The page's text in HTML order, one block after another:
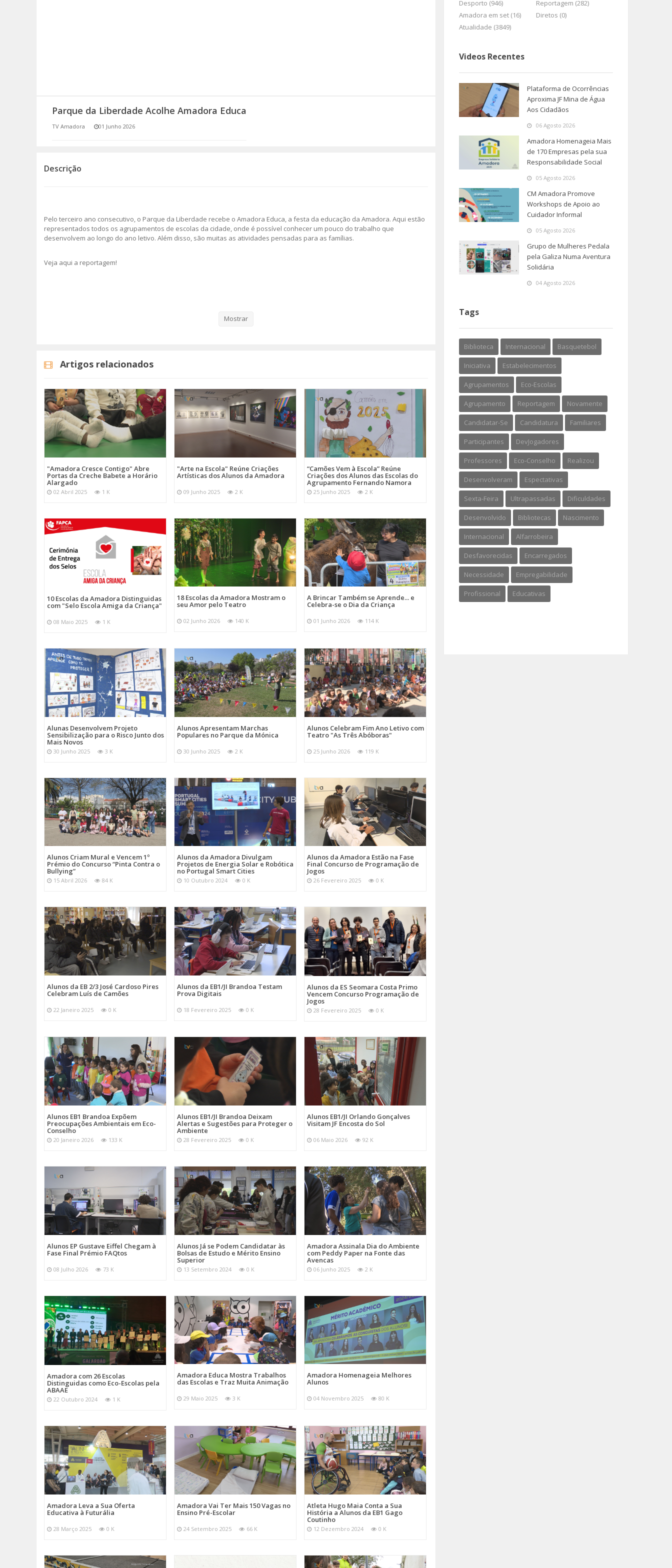
(RE) PENSAMENTOS
Parque da Liberdade Acolhe Amadora Educa
TV Amadora 01 Junho 2026
Descrição
Pelo terceiro ano consecutivo, o Parque da Liberdade recebe o Amadora Educa, a festa da educação da Amadora. Aqui estão
representados todos os agrupamentos de escolas da cidade, onde é possível conhecer um pouco do trabalho que
desenvolvem ao longo do ano letivo. Além disso, são muitas as atividades pensadas para as famílias.
Veja aqui a reportagem!
Mostrar
Artigos relacionados
"Amadora Cresce Contigo" Abre
Portas da Creche Babete a Horário
Alargado
02 Abril 2025 1 K
"Arte na Escola" Reúne Criações
Artísticas dos Alunos da Amadora
09 Junho 2025 2 K
“Camões Vem à Escola” Reúne
Criações dos Alunos das Escolas do
Agrupamento Fernando Namora
25 Junho 2025 2 K
10 Escolas da Amadora Distinguidas
com "Selo Escola Amiga da Criança"
08 Maio 2025 1 K
18 Escolas da Amadora Mostram o
seu Amor pelo Teatro
02 Junho 2026 140 K
A Brincar Também se Aprende... e
Celebra-se o Dia da Criança
01 Junho 2026 114 K
Alunas Desenvolvem Projeto
Sensibilização para o Risco Junto dos
Mais Novos
30 Junho 2025 3 K
Alunos Apresentam Marchas
Populares no Parque da Mónica
30 Junho 2025 2 K
Alunos Celebram Fim Ano Letivo com
Teatro "As Três Abóboras"
25 Junho 2026 119 K
Alunos Criam Mural e Vencem 1º
Prémio do Concurso “Pinta Contra o
Bullying”
15 Abril 2026 84 K
Alunos da Amadora Divulgam
Projetos de Energia Solar e Robótica
no Portugal Smart Cities
10 Outubro 2024 0 K
Alunos da Amadora Estão na Fase
Final Concurso de Programação de
Jogos
26 Fevereiro 2025 0 K
Alunos da EB 2/3 José Cardoso Pires
Celebram Luís de Camões
22 Janeiro 2025 0 K
Alunos da EB1/JI Brandoa Testam
Prova Digitais
18 Fevereiro 2025 0 K
Alunos da ES Seomara Costa Primo
Vencem Concurso Programação de
Jogos
28 Fevereiro 2025 0 K
Alunos EB1 Brandoa Expõem
Preocupações Ambientais em Eco-
Conselho
20 Janeiro 2026 133 K
Alunos EB1/JI Brandoa Deixam
Alertas e Sugestões para Proteger o
Ambiente
28 Fevereiro 2025 0 K
Alunos EB1/JI Orlando Gonçalves
Visitam JF Encosta do Sol
06 Maio 2026 92 K
Alunos EP Gustave Eiffel Chegam à
Fase Final Prémio FAQtos
08 Julho 2026 73 K
Alunos Já se Podem Candidatar às
Bolsas de Estudo e Mérito Ensino
Superior
13 Setembro 2024 0 K
Amadora Assinala Dia do Ambiente
com Peddy Paper na Fonte das
Avencas
06 Junho 2025 2 K
Amadora com 26 Escolas
Distinguidas como Eco-Escolas pela
ABAAE
22 Outubro 2024 1 K
Amadora Educa Mostra Trabalhos
das Escolas e Traz Muita Animação
29 Maio 2025 3 K
Amadora Homenageia Melhores
Alunos
04 Novembro 2025 80 K
Amadora Leva a Sua Oferta
Educativa à Futurália
28 Março 2025 0 K
Amadora Vai Ter Mais 150 Vagas no
Ensino Pré-Escolar
24 Setembro 2025 66 K
Atleta Hugo Maia Conta a Sua
História a Alunos da EB1 Gago
Coutinho
12 Dezembro 2024 0 K
Desporto (946)
Reportagem (282)
Amadora em set (16)
Diretos (0)
Atualidade (3849)
Videos Recentes
Plataforma de Ocorrências
Aproxima JF Mina de Água
Aos Cidadãos
06 Agosto 2026
Amadora Homenageia Mais
de 170 Empresas pela sua
Responsabilidade Social
05 Agosto 2026
CM Amadora Promove
Workshops de Apoio ao
Cuidador Informal
05 Agosto 2026
Grupo de Mulheres Pedala
pela Galiza Numa Aventura
Solidária
04 Agosto 2026
Tags
Biblioteca Internacional Basquetebol
Iniciativa Estabelecimentos
Agrupamentos Eco-Escolas
Agrupamento Reportagem Novamente
Candidatar-Se Candidatura Familiares
Participantes DevJogadores
Professores Eco-Conselho Realizou
Desenvolveram Espectativas
Sexta-Feira Ultrapassadas Dificuldades
Desenvolvido Bibliotecas Nascimento
Internacional Alfarrobeira
Desfavorecidas Encarregados
Necessidade Empregabilidade
Profissional Educativas